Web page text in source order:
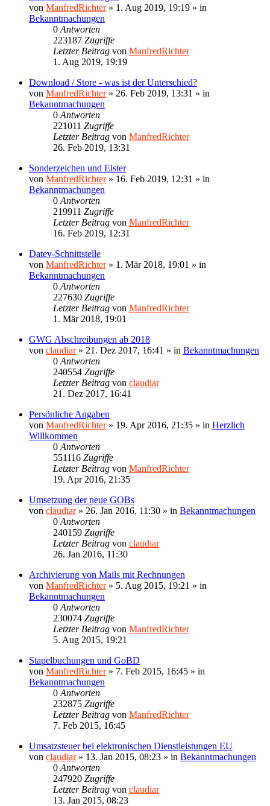
von ManfredRichter» 1. Aug 2019, 19:19 » in
Bekanntmachungen
0 Antworten
223187 Zugriffe
Letzter Beitrag von ManfredRichter
1. Aug 2019, 19:19
Download / Store - was ist der Unterschied?
von ManfredRichter» 26. Feb 2019, 13:31 » in
Bekanntmachungen
0 Antworten
221011 Zugriffe
Letzter Beitrag von ManfredRichter
26. Feb 2019, 13:31
Sonderzeichen und Elster
von ManfredRichter» 16. Feb 2019, 12:31 » in
Bekanntmachungen
0 Antworten
219911 Zugriffe
Letzter Beitrag von ManfredRichter
16. Feb 2019, 12:31
Datev-Schnittstelle
von ManfredRichter» 1. Mär 2018, 19:01 » in
Bekanntmachungen
0 Antworten
227630 Zugriffe
Letzter Beitrag von ManfredRichter
1. Mär 2018, 19:01
GWG Abschreibungen ab 2018
von claudiar» 21. Dez 2017, 16:41 » in Bekanntmachungen
0 Antworten
240554 Zugriffe
Letzter Beitrag von claudiar
21. Dez 2017, 16:41
Persönliche Angaben
von ManfredRichter» 19. Apr 2016, 21:35 » in Herzlich
Willkommen
0 Antworten
551116 Zugriffe
Letzter Beitrag von ManfredRichter
19. Apr 2016, 21:35
Umsetzung der neue GOBs
von claudiar» 26. Jan 2016, 11:30 » in Bekanntmachungen
0 Antworten
240159 Zugriffe
Letzter Beitrag von claudiar
26. Jan 2016, 11:30
Archivierung von Mails mit Rechnungen
von ManfredRichter» 5. Aug 2015, 19:21 » in
Bekanntmachungen
0 Antworten
230074 Zugriffe
Letzter Beitrag von ManfredRichter
5. Aug 2015, 19:21
Stapelbuchungen und GoBD
von ManfredRichter» 7. Feb 2015, 16:45 » in
Bekanntmachungen
0 Antworten
232875 Zugriffe
Letzter Beitrag von ManfredRichter
7. Feb 2015, 16:45
Umsatzsteuer bei elektronischen Dienstleistungen EU
von claudiar» 13. Jan 2015, 08:23 » in Bekanntmachungen
0 Antworten
247920 Zugriffe
Letzter Beitrag von claudiar
13. Jan 2015, 08:23